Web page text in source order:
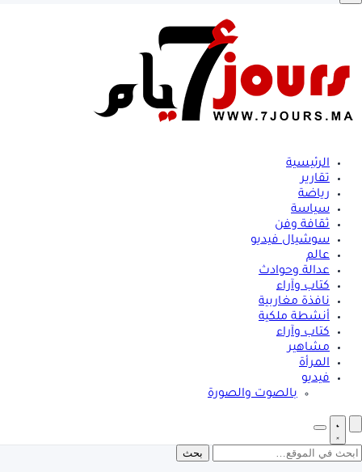
الرئيسية
تقارير
رياضة
سياسة
ثقافة وفن
سوشيال فيديو
عالم
عدالة وحوادث
كتاب وآراء
نافذة مغاربية
أنشطة ملكية
كتاب وآراء
مشاهير
المرأة
فيديو
بالصوت والصورة
بحث